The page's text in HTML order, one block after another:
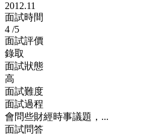
2012.11
面試時間
4 /5
面試評價
錄取
面試狀態
高
面試難度
面試過程
會問些財經時事議題，...
面試問答